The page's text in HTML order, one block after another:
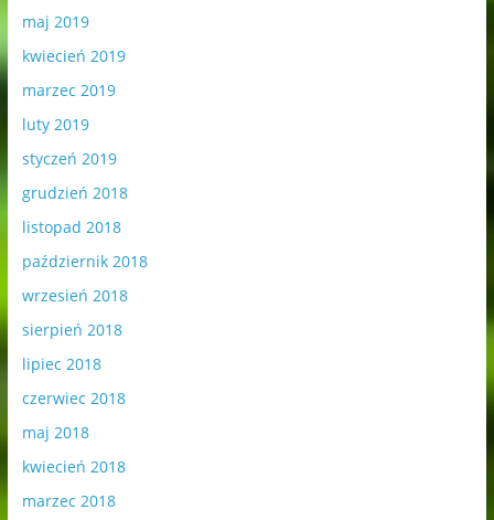
maj 2019
kwiecień 2019
marzec 2019
luty 2019
styczeń 2019
grudzień 2018
listopad 2018
październik 2018
wrzesień 2018
sierpień 2018
lipiec 2018
czerwiec 2018
maj 2018
kwiecień 2018
marzec 2018